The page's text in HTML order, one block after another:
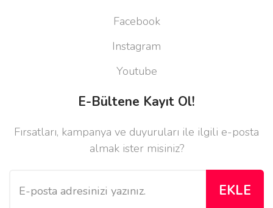
Facebook
Instagram
Youtube
E-Bültene Kayıt Ol!
Fırsatları, kampanya ve duyuruları ile ilgili e-posta
almak ister misiniz?
EKLE